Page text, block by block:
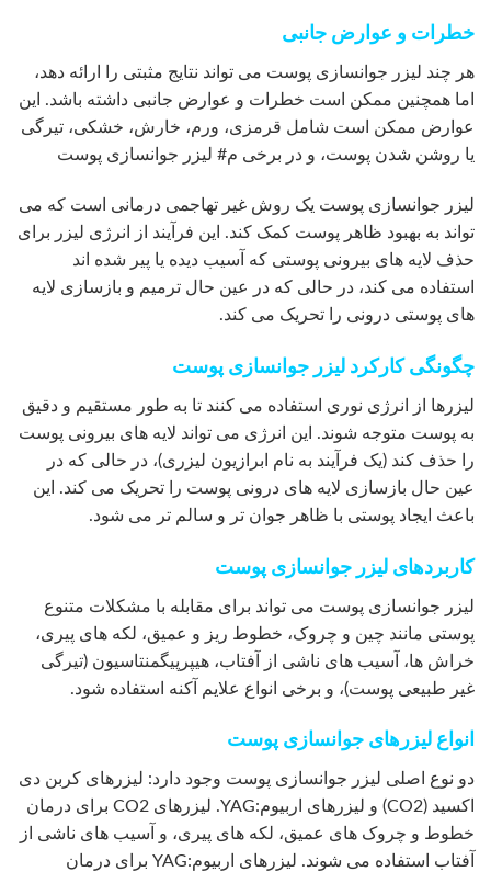
خطرات و عوارض جانبی
هر چند لیزر جوانسازی پوست می تواند نتایج مثبتی را ارائه دهد،
اما همچنین ممکن است خطرات و عوارض جانبی داشته باشد. این
عوارض ممکن است شامل قرمزی، ورم، خارش، خشکی، تیرگی
یا روشن شدن پوست، و در برخی م# لیزر جوانسازی پوست
لیزر جوانسازی پوست یک روش غیر تهاجمی درمانی است که می
تواند به بهبود ظاهر پوست کمک کند. این فرآیند از انرژی لیزر برای
حذف لایه های بیرونی پوستی که آسیب دیده یا پیر شده اند
استفاده می کند، در حالی که در عین حال ترمیم و بازسازی لایه
های پوستی درونی را تحریک می کند.
چگونگی کارکرد لیزر جوانسازی پوست
لیزرها از انرژی نوری استفاده می کنند تا به طور مستقیم و دقیق
به پوست متوجه شوند. این انرژی می تواند لایه های بیرونی پوست
را حذف کند (یک فرآیند به نام ابرازیون لیزری)، در حالی که در
عین حال بازسازی لایه های درونی پوست را تحریک می کند. این
باعث ایجاد پوستی با ظاهر جوان تر و سالم تر می شود.
کاربردهای لیزر جوانسازی پوست
لیزر جوانسازی پوست می تواند برای مقابله با مشکلات متنوع
پوستی مانند چین و چروک، خطوط ریز و عمیق، لکه های پیری،
خراش ها، آسیب های ناشی از آفتاب، هیپرپیگمنتاسیون (تیرگی
غیر طبیعی پوست)، و برخی انواع علایم آکنه استفاده شود.
انواع لیزرهای جوانسازی پوست
دو نوع اصلی لیزر جوانسازی پوست وجود دارد: لیزرهای کربن دی
اکسید (CO2) و لیزرهای اربیوم:YAG. لیزرهای CO2 برای درمان
خطوط و چروک های عمیق، لکه های پیری، و آسیب های ناشی از
آفتاب استفاده می شوند. لیزرهای اربیوم:YAG برای درمان